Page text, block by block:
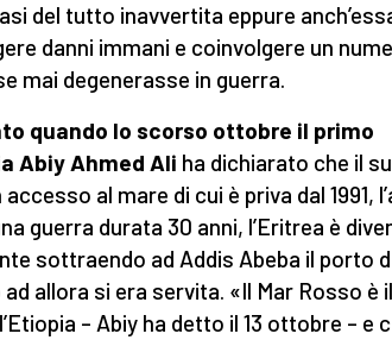
del tutto inavvertita eppure
danni immani e coinvolgere un
mai degenerasse in guerra.
quando lo scorso ottobre il primo
Abiy Ahmed Ali ha dichiarato che il
al mare di cui è priva dal 1991,
guerra durata 30 anni, l’Eritrea è
sottraendo ad Addis Abeba il porto
allora si era servita. «Il Mar Rosso è il
– Abiy ha detto il 13 ottobre – e